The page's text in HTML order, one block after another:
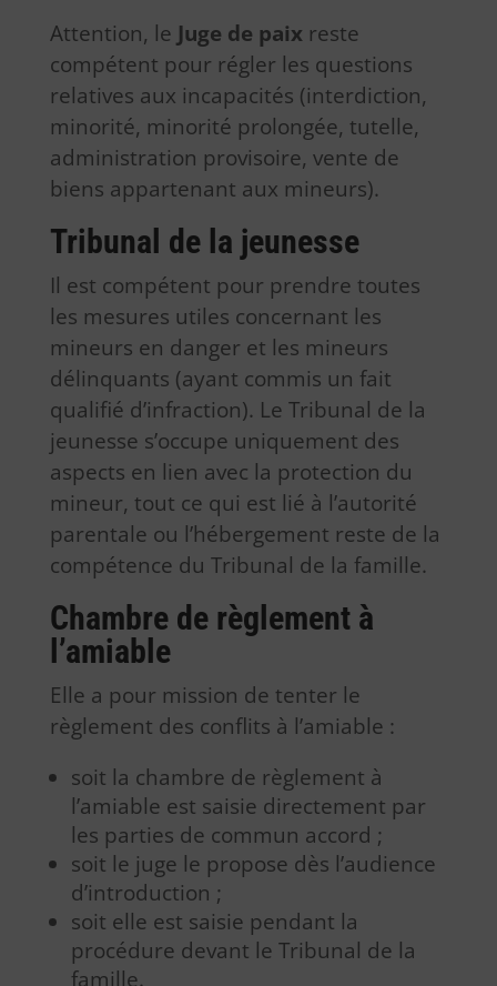
Attention, le Juge de paixreste
compétent pour régler les questions
relatives aux incapacités (interdiction,
minorité, minorité prolongée, tutelle,
administration provisoire, vente de
biens appartenant aux mineurs).
Tribunal de la jeunesse
Il est compétent pour prendre toutes
les mesures utiles concernant les
mineurs en danger et les mineurs
délinquants (ayant commis un fait
qualifié d’infraction). Le Tribunal de la
jeunesse s’occupe uniquement des
aspects en lien avec la protection du
mineur, tout ce qui est lié à l’autorité
parentale ou l’hébergement reste de la
compétence du Tribunal de la famille.
Chambre de règlement à
l’amiable
Elle a pour mission de tenter le
règlement des conflits à l’amiable :
soit la chambre de règlement à
l’amiable est saisie directement par
les parties de commun accord ;
soit le juge le propose dès l’audience
d’introduction ;
soit elle est saisie pendant la
procédure devant le Tribunal de la
famille.